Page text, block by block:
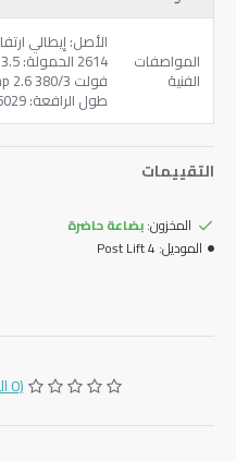
المواصفات
الفنية
طول الرافعة: 5029
التقييمات
المخزون:بضاعة حاضرة
الموديل: 4 Post Lift
(0 التقييمات)